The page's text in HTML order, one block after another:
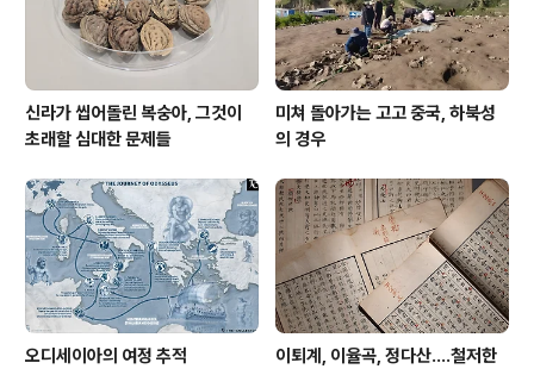
인공 머리 꾸밈새 확인 ▲ 금동제..
신라가 씹어돌린 복숭아, 그것이
초래할 심대한 문제들
미쳐 돌아가는 고고 중국, 하북성
의 경우
오디세이아의 여정 추적
이퇴계, 이율곡, 정다산....철저한